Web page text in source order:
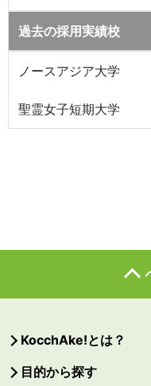
過去の採用実績校
ノースアジア大学
聖霊女子短期大学
KocchAke!とは？
目的から探す